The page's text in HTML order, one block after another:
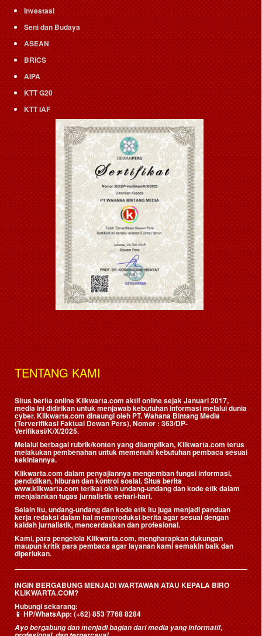
Investasi
Seni dan Budaya
ASEAN
BRICS
AIPA
KTT G20
KTT IAF
TENTANG KAMI
Situs berita online Klikwarta.com aktif online sejak Januari 2017,
media ini didirikan untuk menjawab kebutuhan informasi melalui dunia
cyber. Klikwarta.com dinaungi oleh PT. Wahana Bintang Media
(Terverifikasi Faktual Dewan Pers), Nomor : 363/DP-
Verifikasi/K/X/2025.
Melalui berbagai rubrik/konten yang ditampilkan, Klikwarta.com terus
melakukan pembenahan untuk memenuhi kebutuhan pembaca sesuai
kekiniannya.
Klikwarta.com dalam penyajiannya mengemban fungsi informasi,
pendidikan, hiburan dan kontrol sosial. Situs berita
www.klikwarta.com terikat oleh undang-undang dan kode etik dalam
menjalankan tugas jurnalistik sehari-hari.
Selain itu, undang-undang dan kode etik itu juga menjadi panduan
kerja redaksi dalam hal memproduksi berita agar sesuai dengan
kaidah jurnalistik, mencerdaskan dan profesional.
Kami, para pengelola Klikwarta.com, mengharapkan dukungan
maupun kritik para pembaca agar layanan kami semakin baik dan
diperlukan.
INGIN BERGABUNG MENJADI WARTAWAN ATAU KEPALA BIRO
KLIKWARTA.COM?
Hubungi sekarang:
📱HP/WhatsApp:(+62) 853 7768 8284
Ayo bergabung dan menjadi bagian dari media yang informatif,